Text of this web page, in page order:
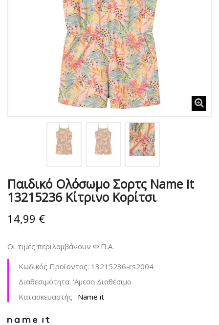
Παιδικό Ολόσωμο Σορτς Name it
13215236 Κίτρινο Κορίτσι
14,99 €
Οι τιμές περιλαμβάνουν Φ.Π.Α.
Κωδικός Προϊοντος: 13215236-rs2004
Διαθεσιμότητα: 'Aμεσα Διαθέσιμο
Kατασκευαστής : Name it